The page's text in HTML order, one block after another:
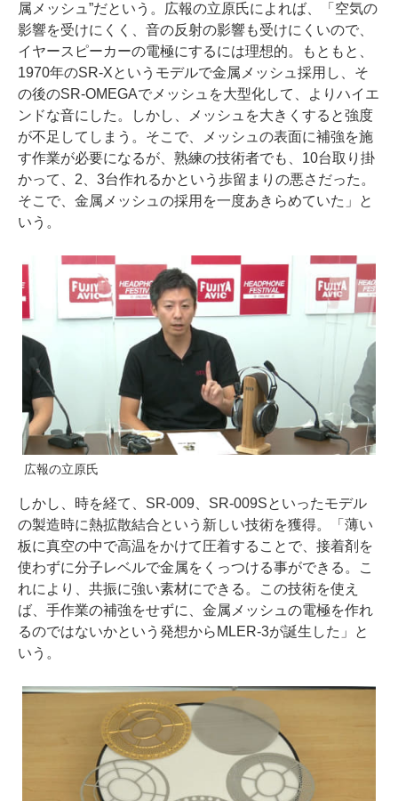
属メッシュ”だという。広報の立原氏によれば、「空気の
影響を受けにくく、音の反射の影響も受けにくいので、
イヤースピーカーの電極にするには理想的。もともと、
1970年のSR-Xというモデルで金属メッシュ採用し、そ
の後のSR-OMEGAでメッシュを大型化して、よりハイエ
ンドな音にした。しかし、メッシュを大きくすると強度
が不足してしまう。そこで、メッシュの表面に補強を施
す作業が必要になるが、熟練の技術者でも、10台取り掛
かって、2、3台作れるかという歩留まりの悪さだった。
そこで、金属メッシュの採用を一度あきらめていた」と
いう。
広報の立原氏
しかし、時を経て、SR-009、SR-009Sといったモデル
の製造時に熱拡散結合という新しい技術を獲得。「薄い
板に真空の中で高温をかけて圧着することで、接着剤を
使わずに分子レベルで金属をくっつける事ができる。こ
れにより、共振に強い素材にできる。この技術を使え
ば、手作業の補強をせずに、金属メッシュの電極を作れ
るのではないかという発想からMLER-3が誕生した」と
いう。